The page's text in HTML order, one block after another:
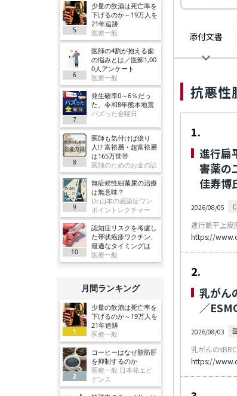
5
少量の飲酒は死亡率を
下げるのか～19万人を
21年追跡
医療一般
6
医師の4割が抱える歯
の悩みとは／医師1,00
0人アンケート
医療一般
7
発生確率0～6％だっ
た、令和8年熊本地震
バズった金曜日
8
医師も気付けば億り
人!? 富裕層・超富裕層
は165万世帯
医師のためのお金の話
9
無症候性細菌尿の治療
は無意味？
Dr.山本の感染症ワン
ポイントレクチャー
10
認知症リスクを考慮し
た帯状疱疹ワクチン、
最適なタイミングは
医療一般
月間ランキング
1
少量の飲酒は死亡率を
下げるのか～19万人を
21年追跡
医療一般
2
コーヒーはなぜ脂肪肝
を抑制するのか
医療一般 日本発エビ
デンス
添付文書
抗悪性
1.
進行扁
害薬の
佳寿博
2026/08/05
https://
2.
乳がん
／
2026/08/03
乳がんの
https://